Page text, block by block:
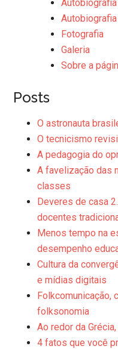
Fotografia
Galeria
Sobre a
Posts
O astronauta
O tecnicismo
A pedagogia do
A favelização das
classes
Deveres de casa
docentes
Menos tempo na
desempenho
Cultura da
e mí­dias digitais
Folkcomunicação,
folksonomia
Ao redor da
4 fatos que você